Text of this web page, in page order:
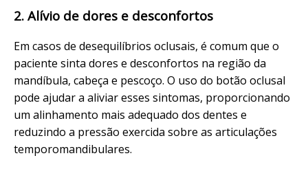
2. Alívio de dores e desconfortos
Em casos de desequilíbrios oclusais, é comum que o
paciente sinta dores e desconfortos na região da
mandíbula, cabeça e pescoço. O uso do botão oclusal
pode ajudar a aliviar esses sintomas, proporcionando
um alinhamento mais adequado dos dentes e
reduzindo a pressão exercida sobre as articulações
temporomandibulares.